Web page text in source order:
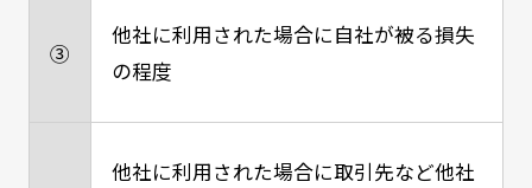
③
他社に利用された場合に自社が被る損失
の程度
他社に利用された場合に取引先など他社